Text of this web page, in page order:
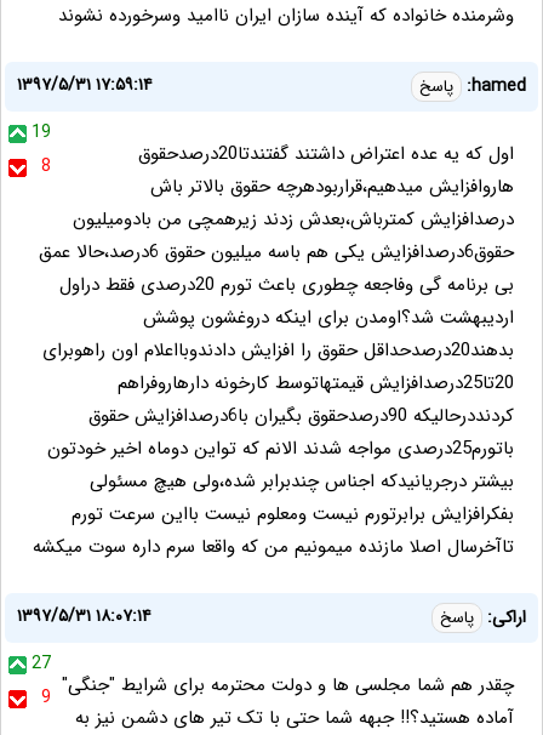
وشرمنده خانواده که آینده سازان ایران ناامید وسرخورده نشوند
hamed: پاسخ
۱۳۹۷/۵/۳۱ ۱۷:۵۹:۱۴
19
8
اول که یه عده اعتراض داشتند گفتندتا20درصدحقوق
هاروافزایش میدهیم،قراربودهرچه حقوق بالاتر باش
درصدافزایش کمترباش،بعدش زدند زیرهمچی من بادومیلیون
حقوق6درصدافزایش یکی هم باسه میلیون حقوق 6درصد،حالا عمق
بی برنامه گی وفاجعه چطوری باعث تورم 20درصدی فقط دراول
اردیبهشت شد؟اومدن برای اینکه دروغشون پوشش
بدهند20درصدحداقل حقوق را افزایش دادندوبااعلام اون راهوبرای
20تا25درصدافزایش قیمتهاتوسط کارخونه دارهاروفراهم
کردنددرحالیکه 90درصدحقوق بگیران با6درصدافزایش حقوق
باتورم25درصدی مواجه شدند الانم که تواین دوماه اخیر خودتون
بیشتر درجریانیدکه اجناس چندبرابر شده،ولی هیچ مسئولی
بفکرافزایش برابرتورم نیست ومعلوم نیست بااین سرعت تورم
تاآخرسال اصلا مازنده میمونیم من که واقعا سرم داره سوت میکشه
اراکی: پاسخ
۱۳۹۷/۵/۳۱ ۱۸:۰۷:۱۴
27
9 چقدر هم شما مجلسی ها و دولت محترمه برای شرایط "جنگی"
آماده هستید؟!! جبهه شما حتی با تک تیر های دشمن نیز به